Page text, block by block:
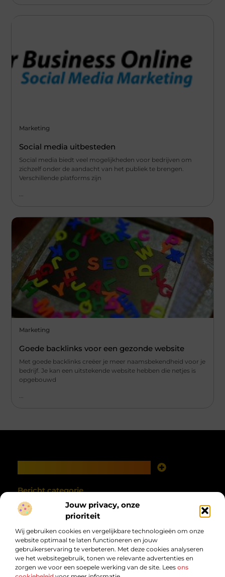
Jouw privacy, onze
prioriteit
Wij gebruiken cookies en vergelijkbare technologieën om onze
website optimaal te laten functioneren en jouw
gebruikerservaring te verbeteren. Met deze cookies analyseren
we het websitegebruik, tonen we relevante advertenties en
zorgen we voor een soepele werking van de site. Lees ons
Marketing
Social media uitbesteden
Social media biedt veel mogelijkheden voor bedrijven om
zichzelf onder de aandacht van het publiek te brengen.
Verschillende platforms zijn
...
Marketing
Goede backlinks voor een gezonde website
Met goede backlinks creëer je meer naamsbekendheid voor je
bedrijf. Je kan een uitstekende website hebben die netjes is
opgebouwd
...
Bericht categorie